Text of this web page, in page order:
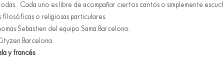
Cada uno es libre de acompañar ciertos cantos o simplemente
filosóficas o religiosas particulares.
Sebastien del equipo Sama Barcelona.
Barcelona.
y francés